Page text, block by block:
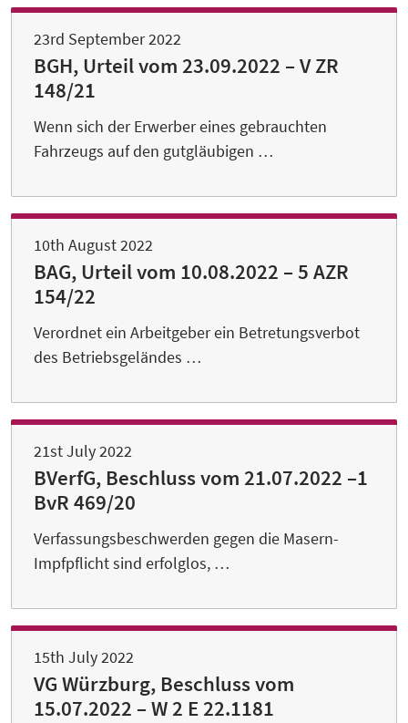
23rd September 2022
BGH, Urteil vom 23.09.2022 – V ZR
148/21
Wenn sich der Erwerber eines gebrauchten
Fahrzeugs auf den gutgläubigen …
10th August 2022
BAG, Urteil vom 10.08.2022 – 5 AZR
154/22
Verordnet ein Arbeitgeber ein Betretungsverbot
des Betriebsgeländes …
21st July 2022
BVerfG, Beschluss vom 21.07.2022 –1
BvR 469/20
Verfassungsbeschwerden gegen die Masern-
Impfpflicht sind erfolglos, …
15th July 2022
VG Würzburg, Beschluss vom
15.07.2022 – W 2 E 22.1181